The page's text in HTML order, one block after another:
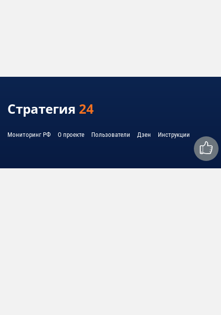
Стратегия 24
Мониторинг РФ О проекте Пользователи Дзен Инструкции